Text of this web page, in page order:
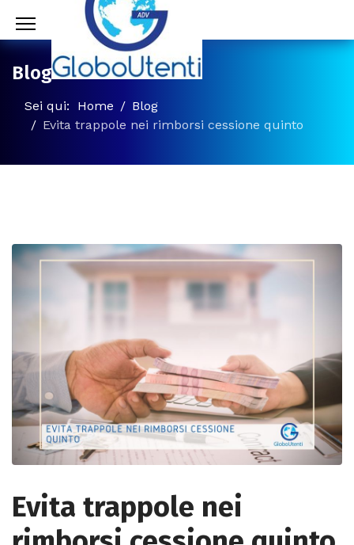
Blog
Sei qui: Home
Blog
Evita trappole nei rimborsi cessione quinto
Evita trappole nei